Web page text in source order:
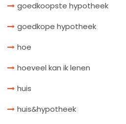
goedkoopste hypotheek
goedkope hypotheek
hoe
hoeveel kan ik lenen
huis
huis&hypotheek